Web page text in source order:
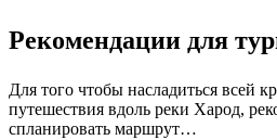
Рекомендации для
Для того чтобы насладиться всей
путешествия вдоль реки Харод,
спланировать маршрут…